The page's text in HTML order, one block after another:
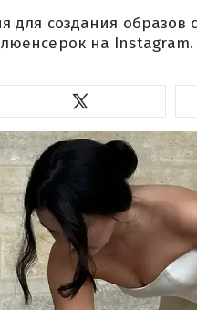
для создания
на Instagram.